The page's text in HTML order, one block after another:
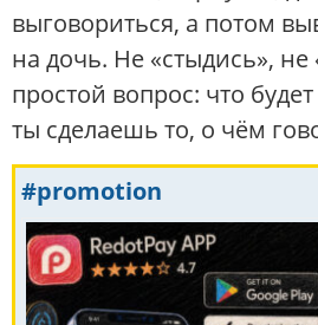
выговориться, а потом
на дочь. Не «стыдись», не
простой вопрос: что
ты сделаешь то, о чём
#promotion